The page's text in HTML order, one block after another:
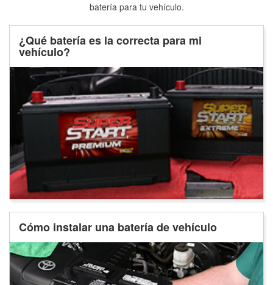
batería para tu vehículo.
¿Qué batería es la correcta para mi
vehículo?
Cómo instalar una batería de vehículo